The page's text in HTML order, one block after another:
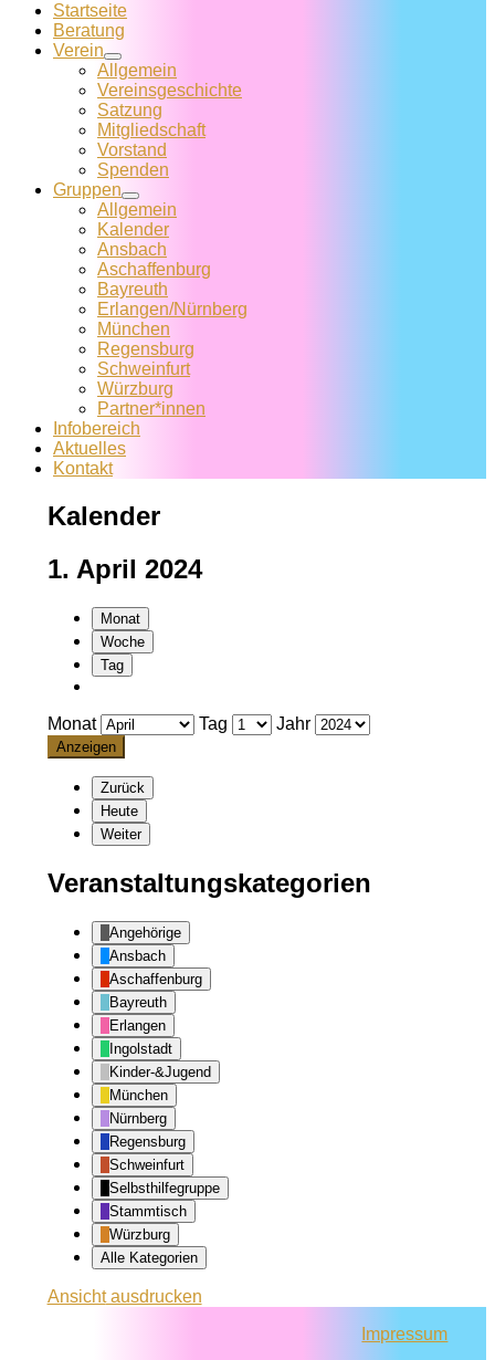
Startseite
Beratung
Verein
Allgemein
Vereins­geschichte
Satzung
Mitglied­schaft
Vorstand
Spenden
Gruppen
Allgemein
Kalender
Ansbach
Aschaffenburg
Bayreuth
Erlangen/Nürnberg
München
Regensburg
Schweinfurt
Würzburg
Partner*innen
Infobereich
Aktuelles
Kontakt
Kalender
1. April 2024
Monat
Woche
Tag
Monat Tag Jahr
Zurück
Heute
Weiter
Veranstaltungskategorien
Angehörige
Ansbach
Aschaffenburg
Bayreuth
Erlangen
Ingolstadt
Kinder-&Jugend
München
Nürnberg
Regensburg
Schweinfurt
Selbsthilfegruppe
Stammtisch
Würzburg
Alle Kategorien
Ansichtausdrucken
Impressum